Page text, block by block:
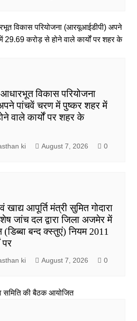
विकास परियोजना
पांचवें चरण में पुष्कर शहर में
वाले कार्यों पर शहर के
ki August 7, 2026 0
खाद्य आपूर्ति मंत्री सुमित गोदारा
जांच दल द्वारा जिला अजमेर में
(डिब्बा बन्द क्स्तुएं) नियम 2011
पर
ki August 7, 2026 0